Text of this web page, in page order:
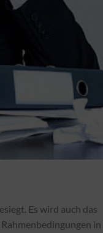
Es wird auch das
in